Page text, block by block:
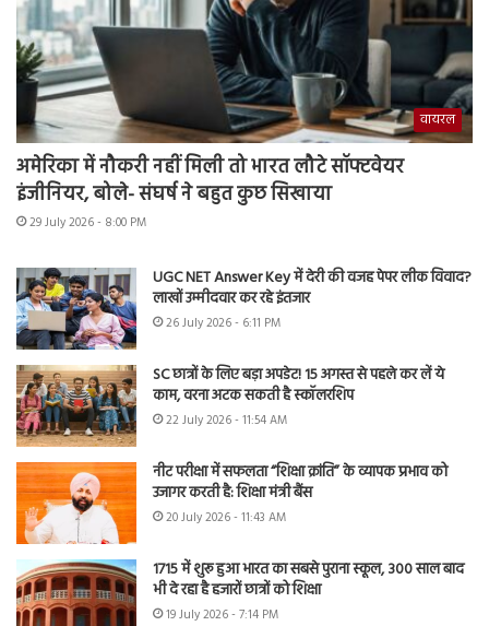
वायरल
अमेरिका में नौकरी नहीं मिली तो भारत लौटे सॉफ्टवेयर
इंजीनियर, बोले- संघर्ष ने बहुत कुछ सिखाया
29 July 2026 - 8:00 PM
UGC NET Answer Key में देरी की वजह पेपर लीक विवाद?
लाखों उम्मीदवार कर रहे इंतजार
26 July 2026 - 6:11 PM
SC छात्रों के लिए बड़ा अपडेट! 15 अगस्त से पहले कर लें ये
काम, वरना अटक सकती है स्कॉलरशिप
22 July 2026 - 11:54 AM
नीट परीक्षा में सफलता “शिक्षा क्रांति” के व्यापक प्रभाव को
उजागर करती है: शिक्षा मंत्री बैंस
20 July 2026 - 11:43 AM
1715 में शुरू हुआ भारत का सबसे पुराना स्कूल, 300 साल बाद
भी दे रहा है हजारों छात्रों को शिक्षा
19 July 2026 - 7:14 PM